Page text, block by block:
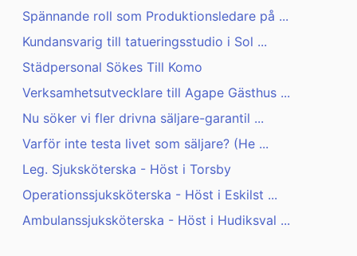
Spännande roll som Produktionsledare på ...
Kundansvarig till tatueringsstudio i Sol ...
Städpersonal Sökes Till Komo
Verksamhetsutvecklare till Agape Gästhus ...
Nu söker vi fler drivna säljare-garantil ...
Varför inte testa livet som säljare? (He ...
Leg. Sjuksköterska - Höst i Torsby
Operationssjuksköterska - Höst i Eskilst ...
Ambulanssjuksköterska - Höst i Hudiksval ...